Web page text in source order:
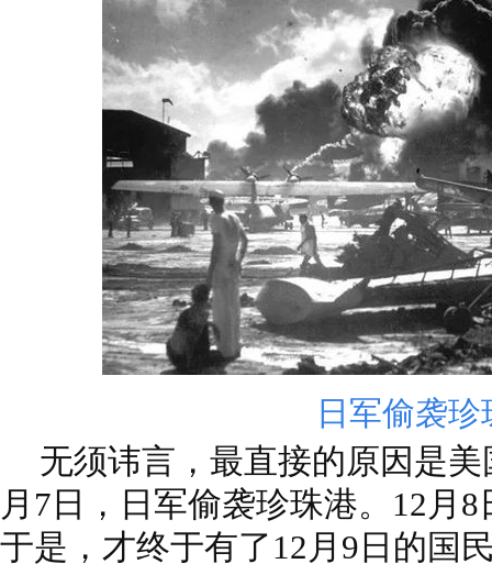
日军偷袭珍
无须讳言，最直接的原因是
月7日，日军偷袭珍珠港。12月
于是，才终于有了12月9日的国